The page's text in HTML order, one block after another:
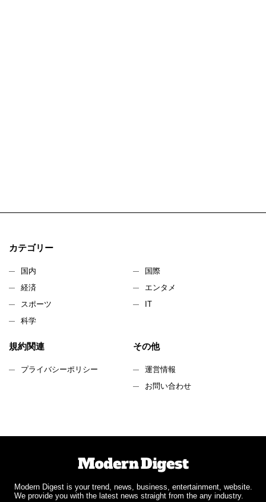
カテゴリー
国内
国際
経済
エンタメ
スポーツ
IT
科学
規約関連
プライバシーポリシー
その他
運営情報
お問い合わせ
Modern Digest is your trend, news, business, entertainment, website.
We provide you with the latest news straight from the any industry.